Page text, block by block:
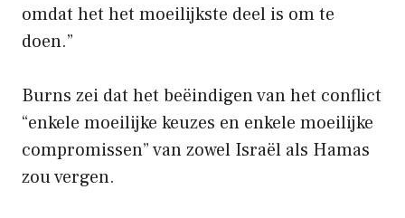
omdat het het moeilijkste deel is om te
doen.”
Burns zei dat het beëindigen van het conflict
“enkele moeilijke keuzes en enkele moeilijke
compromissen” van zowel Israël als Hamas
zou vergen.